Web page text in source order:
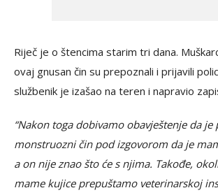
Riječ je o štencima starim tri dana.
ovaj gnusan čin su prepoznali i prijavili
službenik je izašao na teren i napravio
“Nakon toga dobivamo obavještenje da
monstruozni čin pod izgovorom da je
a on nije znao što će s njima. Takođe,
mame kujice prepuštamo veterinarskoj